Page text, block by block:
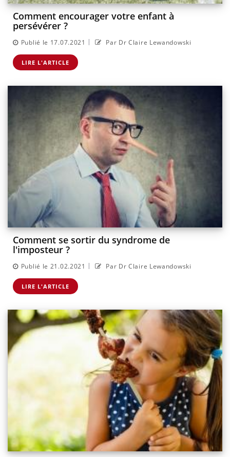
Comment encourager votre enfant à
persévérer ?
Publié le 17.07.2021 | Par Dr Claire Lewandowski
LIRE L'ARTICLE
Comment se sortir du syndrome de
l'imposteur ?
Publié le 21.02.2021 | Par Dr Claire Lewandowski
LIRE L'ARTICLE